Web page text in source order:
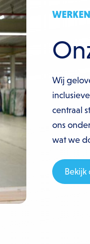
Wij
centraal
ons
wat we
Bekijk